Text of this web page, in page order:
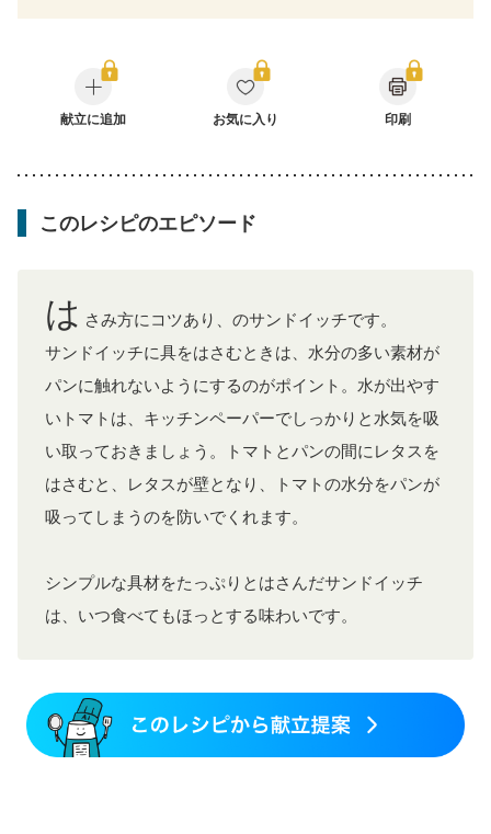
献立に追加 お気に入り 印刷
このレシピのエピソード
は さみ方にコツあり、のサンドイッチです。
サンドイッチに具をはさむときは、水分の多い素材が
パンに触れないようにするのがポイント。水が出やす
いトマトは、キッチンペーパーでしっかりと水気を吸
い取っておきましょう。トマトとパンの間にレタスを
はさむと、レタスが壁となり、トマトの水分をパンが
吸ってしまうのを防いでくれます。
シンプルな具材をたっぷりとはさんだサンドイッチ
は、いつ食べてもほっとする味わいです。